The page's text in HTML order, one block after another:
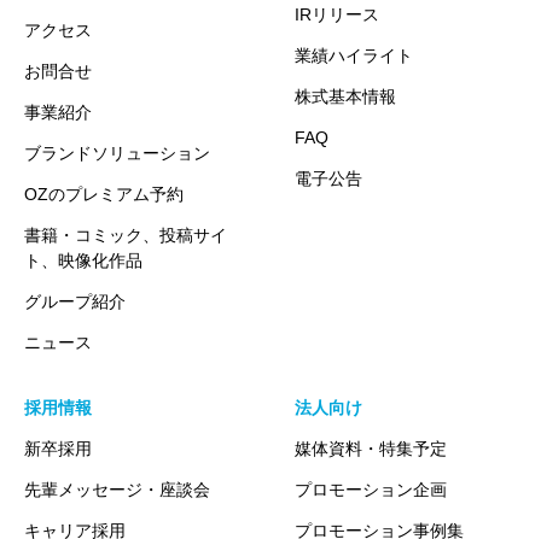
アクセス
お問合せ
事業紹介
ブランドソリューション
OZのプレミアム予約
書籍・コミック、投稿サイ
ト、映像化作品
グループ紹介
ニュース
IRリリース
業績ハイライト
株式基本情報
FAQ
電子公告
採用情報
新卒採用
先輩メッセージ・座談会
キャリア採用
法人向け
媒体資料・特集予定
プロモーション企画
プロモーション事例集